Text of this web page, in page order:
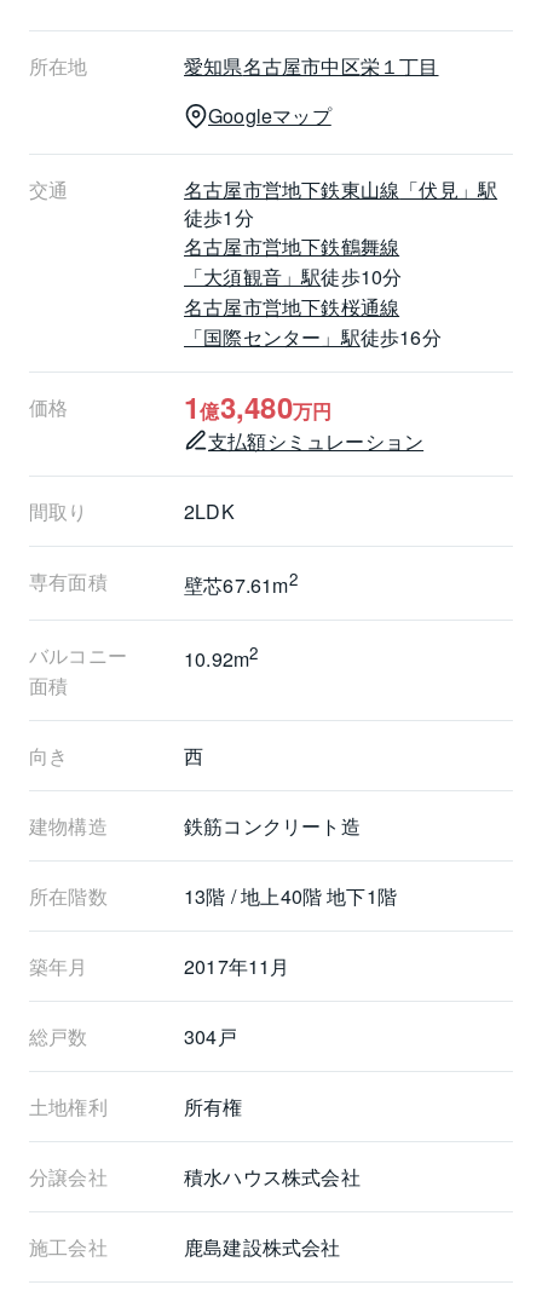
ウォークインクローゼットを備え、収納スペースも充
実しています。 ・つまづきに配慮した、居室・廊下間
【周辺環境】 都心の利便性を享受しつつ、緑豊かな公
園も身近に感じられる住環境です。 ・ローソン 栄二丁
目店：徒歩1分 ・スギドラッグ 伏見三蔵店：徒歩3分
・白川公園：徒歩4分 ・タチヤ 錦二丁目店：徒歩10分
・上記内容は一部のご紹介です。
ぜひ室内をご覧になってお確かめください。
ご案内・資料請求など随時承っておりますので、お気
軽にお問い合わせください。
ご連絡心よりお待ちしております。
担当：杉岡亮佑
所在地 愛知県名古屋市中区栄１丁目
Googleマップ
交通 名古屋市営地下鉄東山線 「伏見」駅
徒歩1分
名古屋市営地下鉄鶴舞線
「大須観音」駅徒歩10分
名古屋市営地下鉄桜通線
「国際センター」駅徒歩16分
価格 1億3,480万円
支払額シミュレーション
間取り 2LDK
専有面積 壁芯67.61m2
バルコニー
面積
10.92m2
向き 西
建物構造 鉄筋コンクリート造
所在階数 13階 / 地上40階 地下1階
築年月 2017年11月
総戸数 304戸
土地権利 所有権
分譲会社 積水ハウス株式会社
施工会社 鹿島建設株式会社